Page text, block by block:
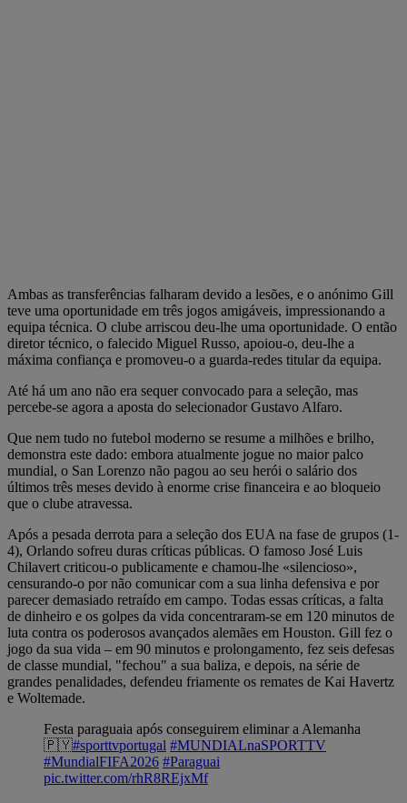
Ambas as transferências falharam devido a lesões, e o anónimo Gill
teve uma oportunidade em três jogos amigáveis, impressionando a
equipa técnica. O clube arriscou deu-lhe uma oportunidade. O então
diretor técnico, o falecido Miguel Russo, apoiou-o, deu-lhe a
máxima confiança e promoveu-o a guarda-redes titular da equipa.
Até há um ano não era sequer convocado para a seleção, mas
percebe-se agora a aposta do selecionador Gustavo Alfaro.
Que nem tudo no futebol moderno se resume a milhões e brilho,
demonstra este dado: embora atualmente jogue no maior palco
mundial, o San Lorenzo não pagou ao seu herói o salário dos
últimos três meses devido à enorme crise financeira e ao bloqueio
que o clube atravessa.
Após a pesada derrota para a seleção dos EUA na fase de grupos (1-
4), Orlando sofreu duras críticas públicas. O famoso José Luis
Chilavert criticou-o publicamente e chamou-lhe «silencioso»,
censurando-o por não comunicar com a sua linha defensiva e por
parecer demasiado retraído em campo. Todas essas críticas, a falta
de dinheiro e os golpes da vida concentraram-se em 120 minutos de
luta contra os poderosos avançados alemães em Houston. Gill fez o
jogo da sua vida – em 90 minutos e prolongamento, fez seis defesas
de classe mundial, "fechou" a sua baliza, e depois, na série de
grandes penalidades, defendeu friamente os remates de Kai Havertz
e Woltemade.
Festa paraguaia após conseguirem eliminar a Alemanha
🇵🇾#sporttvportugal #MUNDIALnaSPORTTV
#MundialFIFA2026 #Paraguai
pic.twitter.com/rhR8REjxMf